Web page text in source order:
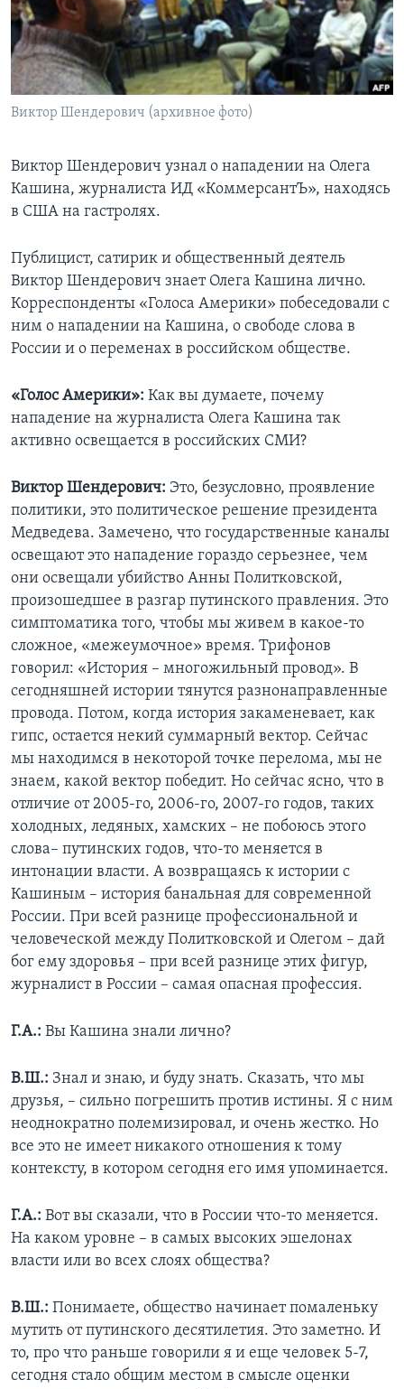
Learning English
СОЦИАЛЬНЫЕ СЕТИ
Языки
Виктор Шендерович (архивное фото)
Виктор Шендерович узнал о нападении на Олега
Кашина, журналиста ИД «КоммерсантЪ», находясь
в США на гастролях.
Публицист, сатирик и общественный деятель
Виктор Шендерович знает Олега Кашина лично.
Корреспонденты «Голоса Америки» побеседовали с
ним о нападении на Кашина, о свободе слова в
России и о переменах в российском обществе.
«Голос Америки»: Как вы думаете, почему
нападение на журналиста Олега Кашина так
активно освещается в российских СМИ?
Виктор Шендерович: Это, безусловно, проявление
политики, это политическое решение президента
Медведева. Замечено, что государственные каналы
освещают это нападение гораздо серьезнее, чем
они освещали убийство Анны Политковской,
произошедшее в разгар путинского правления. Это
симптоматика того, чтобы мы живем в какое-то
сложное, «межеумочное» время. Трифонов
говорил: «История – многожильный провод». В
сегодняшней истории тянутся разнонаправленные
провода. Потом, когда история закаменевает, как
гипс, остается некий суммарный вектор. Сейчас
мы находимся в некоторой точке перелома, мы не
знаем, какой вектор победит. Но сейчас ясно, что в
отличие от 2005-го, 2006-го, 2007-го годов, таких
холодных, ледяных, хамских – не побоюсь этого
слова– путинских годов, что-то меняется в
интонации власти. А возвращаясь к истории с
Кашиным – история банальная для современной
России. При всей разнице профессиональной и
человеческой между Политковской и Олегом – дай
бог ему здоровья – при всей разнице этих фигур,
журналист в России – самая опасная профессия.
Г.А.: Вы Кашина знали лично?
В.Ш.: Знал и знаю, и буду знать. Сказать, что мы
друзья, – сильно погрешить против истины. Я с ним
неоднократно полемизировал, и очень жестко. Но
все это не имеет никакого отношения к тому
контексту, в котором сегодня его имя упоминается.
Г.А.: Вот вы сказали, что в России что-то меняется.
На каком уровне – в самых высоких эшелонах
власти или во всех слоях общества?
В.Ш.: Понимаете, общество начинает помаленьку
мутить от путинского десятилетия. Это заметно. И
то, про что раньше говорили я и еще человек 5-7,
сегодня стало общим местом в смысле оценки